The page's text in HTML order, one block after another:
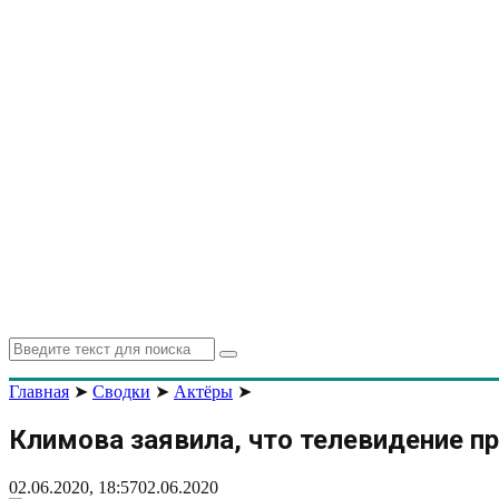
Search
for:
Search
Главная ➤ Сводки ➤ Актёры ➤
Климова заявила, что телевидение
02.06.2020, 18:5702.06.2020